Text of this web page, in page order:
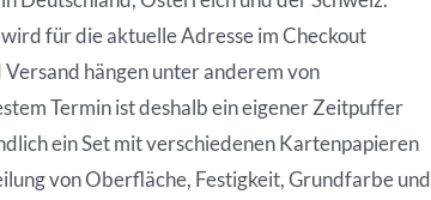
für die aktuelle Adresse im Checkout
hängen unter anderem von
Termin ist deshalb ein eigener Zeitpuffer
ein Set mit verschiedenen Kartenpapieren
von Oberfläche, Festigkeit, Grundfarbe und